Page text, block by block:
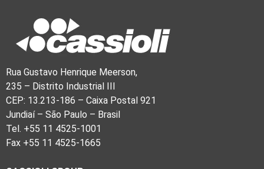
Rua Gustavo Henrique Meerson,
235 – Distrito Industrial III
CEP: 13.213-186 – Caixa Postal 921
Jundiaí – São Paulo – Brasil
Tel. +55 11 4525-1001
Fax +55 11 4525-1665